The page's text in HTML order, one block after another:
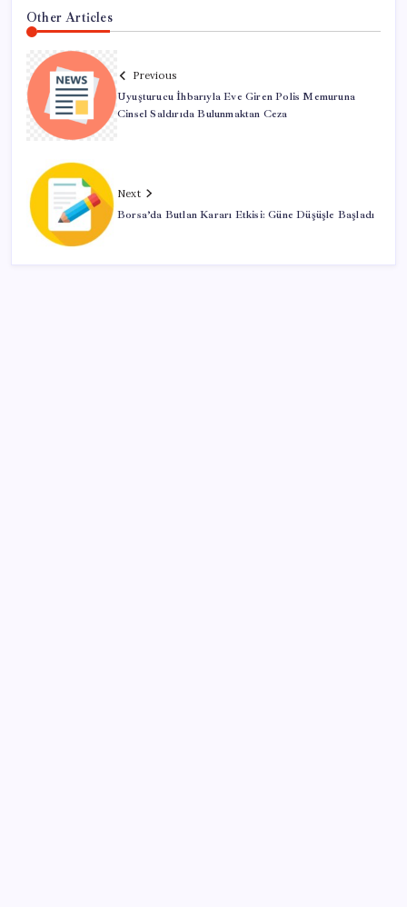
Other Articles
Previous
Uyuşturucu İhbarıyla Eve Giren Polis Memuruna
Cinsel Saldırıda Bulunmaktan Ceza
Next
Borsa’da Butlan Kararı Etkisi: Güne Düşüşle Başladı